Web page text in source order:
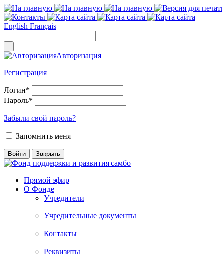
English Français
Авторизация
Регистрация
Логин*
Пароль*
Забыли свой пароль?
Запомнить меня
Прямой эфир
О Фонде
Учредители
Учредительные документы
Контакты
Реквизиты